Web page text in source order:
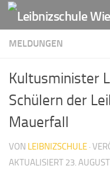
Zum Inhalt springen
MELDUNGEN
Kultusminister
Schülern der
Mauerfall
VON LEIBNIZSCHULE ·
AKTUALISIERT 23.